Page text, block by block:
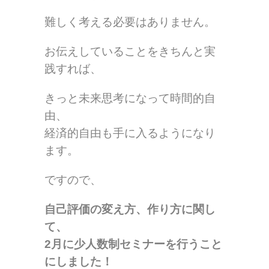
難しく考える必要はありません。
お伝えしていることをきちんと実
践すれば、
きっと未来思考になって時間的自
由、
経済的自由も手に入るようになり
ます。
ですので、
自己評価の変え方、作り方に関し
て、
2月に少人数制セミナーを行うこと
にしました！